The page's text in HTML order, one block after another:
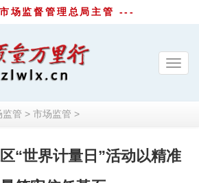
场监督管理总局主管 ---
监管 > 市场监管 >
“世界计量日”活动以精准